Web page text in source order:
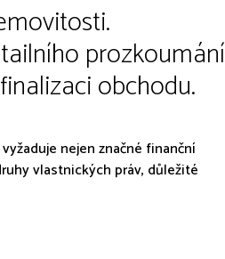
prozkoumání
obchodu.
nejen značné finanční
vlastnických práv, důležité